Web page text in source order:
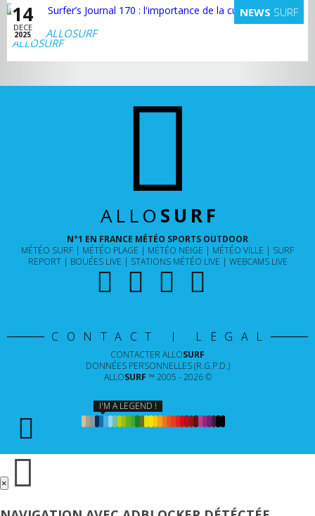
14
DECE
2025
NEWS SURF
ALLOSURF
ALLO SURF
N°1 EN FRANCE MÉTÉO SPORTS OUTDOOR
MÉTÉO SURF
MÉTÉO PLAGE MÉTÉO NEIGE MÉTÉO VILLE
SURF
REPORT
BOUÉES LIVE STATIONS MÉTÉO LIVE WEBCAMS LIVE
CONTACT | LÉGAL
CONTACTER ALLOSURF
DONNÉES PERSONNELLES (R.G.P.D.)
ALLOSURF ™ 2005 - 2026 ©
I'M A LEGEND !
×